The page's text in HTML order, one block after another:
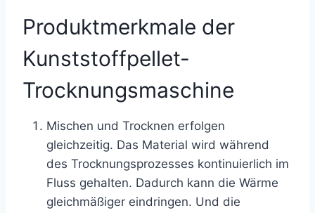
Produktmerkmale der
Kunststoffpellet-
Trocknungsmaschine
Mischen und Trocknen erfolgen
gleichzeitig. Das Material wird während
des Trocknungsprozesses kontinuierlich im
Fluss gehalten. Dadurch kann die Wärme
gleichmäßiger eindringen. Und die